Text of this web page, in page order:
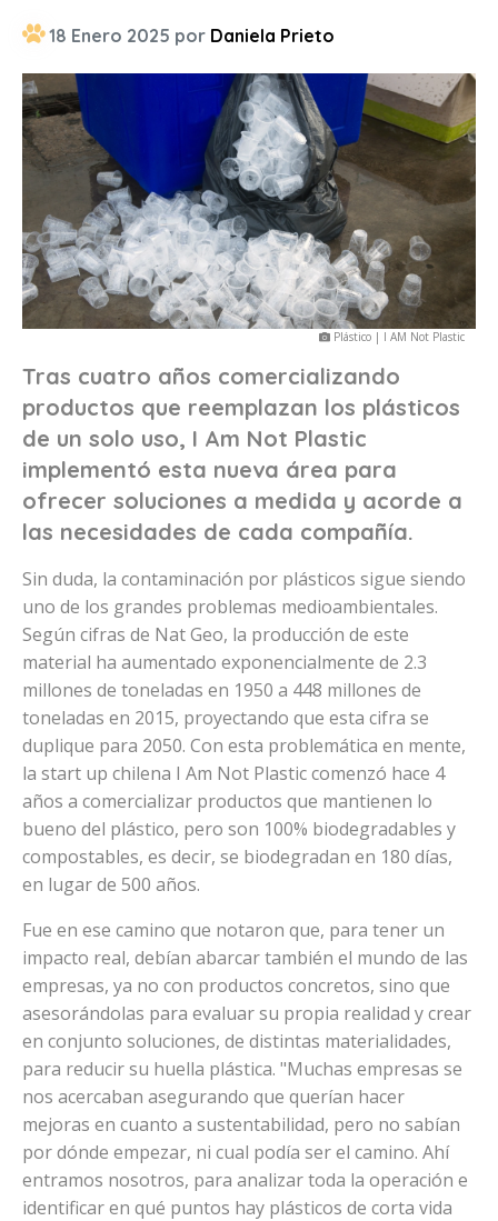
18 Enero 2025 por Daniela Prieto
Plástico | I AM Not Plastic
Tras cuatro años comercializando
productos que reemplazan los plásticos
de un solo uso, I Am Not Plastic
implementó esta nueva área para
ofrecer soluciones a medida y acorde a
las necesidades de cada compañía.
Sin duda, la contaminación por plásticos sigue siendo
uno de los grandes problemas medioambientales.
Según cifras de Nat Geo, la producción de este
material ha aumentado exponencialmente de 2.3
millones de toneladas en 1950 a 448 millones de
toneladas en 2015, proyectando que esta cifra se
duplique para 2050. Con esta problemática en mente,
la start up chilena I Am Not Plastic comenzó hace 4
años a comercializar productos que mantienen lo
bueno del plástico, pero son 100% biodegradables y
compostables, es decir, se biodegradan en 180 días,
en lugar de 500 años.
Fue en ese camino que notaron que, para tener un
impacto real, debían abarcar también el mundo de las
empresas, ya no con productos concretos, sino que
asesorándolas para evaluar su propia realidad y crear
en conjunto soluciones, de distintas materialidades,
para reducir su huella plástica. "Muchas empresas se
nos acercaban asegurando que querían hacer
mejoras en cuanto a sustentabilidad, pero no sabían
por dónde empezar, ni cual podía ser el camino. Ahí
entramos nosotros, para analizar toda la operación e
identificar en qué puntos hay plásticos de corta vida